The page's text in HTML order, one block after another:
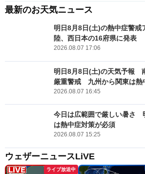
最新のお天気ニュース
明日8月8日(土)の熱中症警
陸、西日本の16府県に発表
2026.08.07 17:06
明日8月8日(土)の天気予報
厳重警戒 九州から関東は熱
2026.08.07 16:45
今日は広範囲で厳しい暑さ
は熱中症対策が必須
2026.08.07 15:25
ウェザーニュースLiVE
ライブ放送中